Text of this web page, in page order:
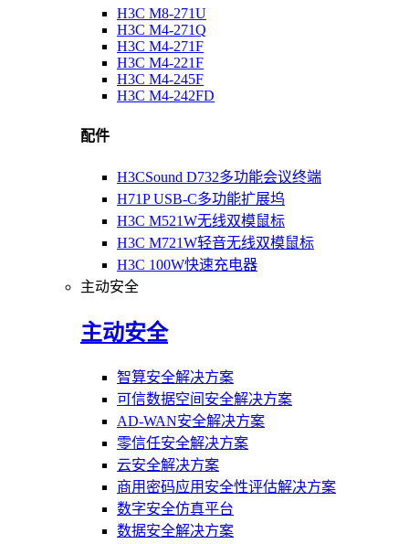
H3C M8-271U
H3C M4-271Q
H3C M4-271F
H3C M4-221F
H3C M4-245F
H3C M4-242FD
配件
H3CSound D732多功能会议终端
H71P USB-C多功能扩展坞
H3C M521W无线双模鼠标
H3C M721W轻音无线双模鼠标
H3C 100W快速充电器
主动安全
主动安全
智算安全解决方案
可信数据空间安全解决方案
AD-WAN安全解决方案
零信任安全解决方案
云安全解决方案
商用密码应用安全性评估解决方案
数字安全仿真平台
数据安全解决方案